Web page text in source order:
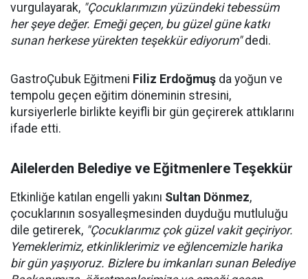
vurgulayarak, "Çocuklarımızın yüzündeki tebessüm
her şeye değer. Emeği geçen, bu güzel güne katkı
sunan herkese yürekten teşekkür ediyorum"dedi.
GastroÇubuk Eğitmeni Filiz Erdoğmuş da yoğun ve
tempolu geçen eğitim döneminin stresini,
kursiyerlerle birlikte keyifli bir gün geçirerek attıklarını
ifade etti.
Ailelerden Belediye ve Eğitmenlere Teşekkür
Etkinliğe katılan engelli yakını Sultan Dönmez,
çocuklarının sosyalleşmesinden duyduğu mutluluğu
dile getirerek, "Çocuklarımız çok güzel vakit geçiriyor.
Yemeklerimiz, etkinliklerimiz ve eğlencemizle harika
bir gün yaşıyoruz. Bizlere bu imkanları sunan Belediye